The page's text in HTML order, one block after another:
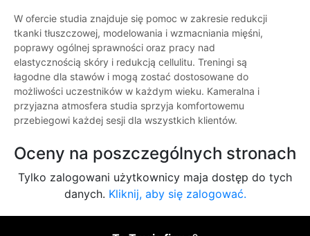
W ofercie studia znajduje się pomoc w zakresie redukcji
tkanki tłuszczowej, modelowania i wzmacniania mięśni,
poprawy ogólnej sprawności oraz pracy nad
elastycznością skóry i redukcją cellulitu. Treningi są
łagodne dla stawów i mogą zostać dostosowane do
możliwości uczestników w każdym wieku. Kameralna i
przyjazna atmosfera studia sprzyja komfortowemu
przebiegowi każdej sesji dla wszystkich klientów.
Oceny na poszczególnych stronach
Tylko zalogowani użytkownicy maja dostęp do tych
danych. Kliknij, aby się zalogować.